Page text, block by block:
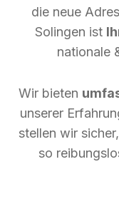
die neue
Solingen ist
nationale
Wir bieten
unserer
stellen wir
so